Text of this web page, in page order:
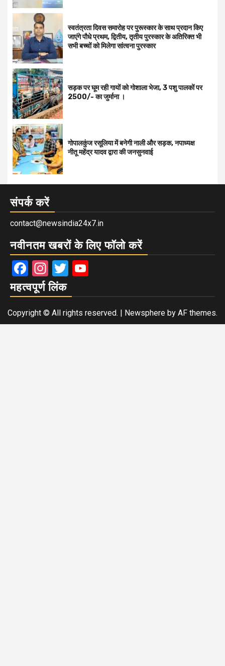
स्वतंत्रता दिवस समारोह पर पुरूस्‍कार के साथ प्रदान किए
जाएंगे पौधे प्रथम, द्वितीय, तृतीय पुरस्कार के अतिरिक्त भी
सभी बच्चों को मिलेगा सांत्वना पुरस्कार
सड़क पर घूम रही गायों को गोशाला भेजा, 3 पशु पालकों पर
2500/- का जुर्माना ।
गोपालकुंज रसूलिया में बनेगी नाली और सड़क, नपाध्यक्ष
नीतू महेंद्र यादव द्वारा की जनसुनवाई
संपर्क करें
contact@newsindia24x7.in
नवीनतम खबरों के लिए फॉलो करें
Facebook
Instagram
Twitter
महत्वपूर्ण लिंक
Copyright © All rights reserved. | Newsphere by AF themes.